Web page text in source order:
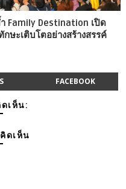
Family Destination เปิด
ษะเติบโตอย่างสร้างสรรค์
FACEBOOK
เห็น:
ดเห็น